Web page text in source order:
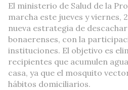
El ministerio de Salud de la
marcha este jueves y viernes,
nueva estrategia de
bonaerenses, con la
instituciones. El objetivo es
recipientes que acumulen
casa, ya que el mosquito
hábitos domiciliarios.